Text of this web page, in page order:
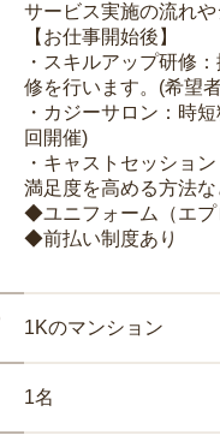
サービス実施の流れ
【お仕事開始後】
・スキルアップ研修
修を行います。(希望
・カジーサロン：時
回開催)
・キャストセッショ
満足度を高める方法
◆ユニフォーム（エプ
◆前払い制度あり
1Kのマンション
1名